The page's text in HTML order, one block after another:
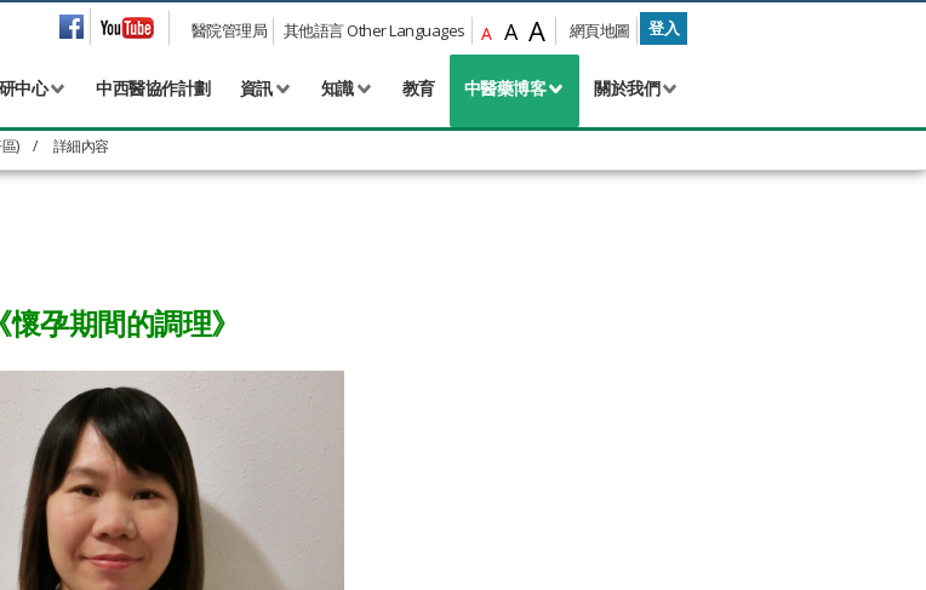
醫院管理局 其他語言 Other Languages A A A 網頁地圖 登入
中心 中西醫協作計劃 資訊 知識 教育 中醫藥博客 關於我們
) / 詳細內容
《懷孕期間的調理》